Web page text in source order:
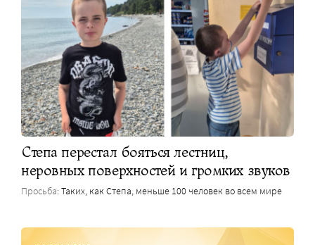
Степа перестал бояться лестниц,
неровных поверхностей и громких звуков
Просьба: Таких, как Степа, меньше 100 человек во всем мире